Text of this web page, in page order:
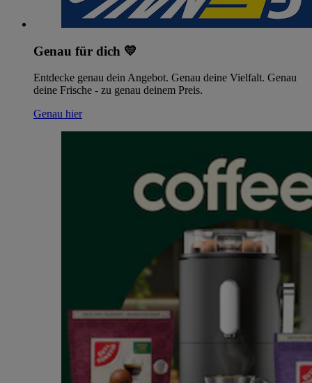
Genau für dich 💛
Entdecke genau dein Angebot. Genau deine Vielfalt. Genau
deine Frische - zu genau deinem Preis.
Genau hier